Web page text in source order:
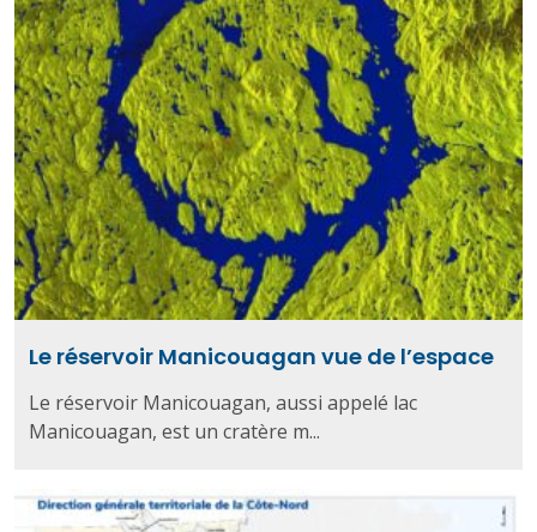
Le réservoir Manicouagan vue de l’espace
Le réservoir Manicouagan, aussi appelé lac
Manicouagan, est un cratère m...